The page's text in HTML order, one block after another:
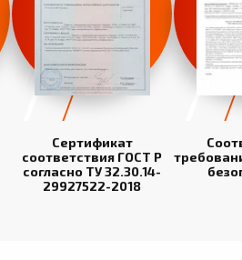
Сертификат
соответствия ГОСТ Р
согласно ТУ 32.30.14-
29927522-2018